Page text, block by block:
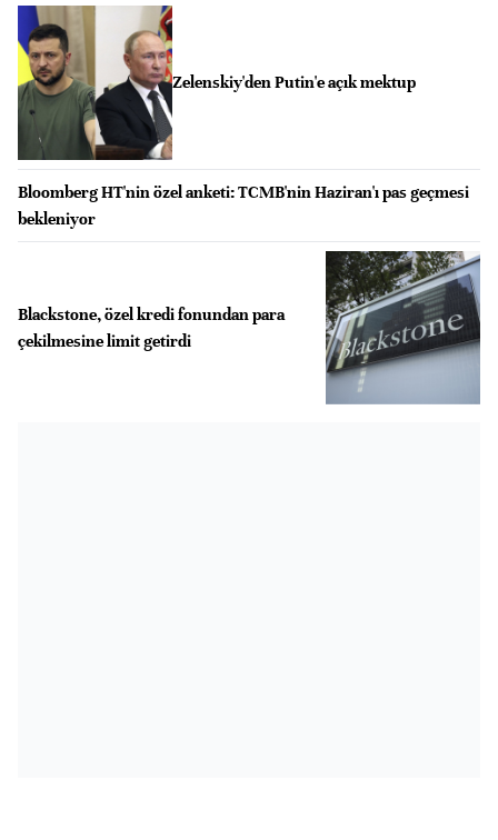
Zelenskiy'den Putin'e açık mektup
Bloomberg HT'nin özel anketi: TCMB'nin Haziran'ı pas geçmesi
bekleniyor
Blackstone, özel kredi fonundan para
çekilmesine limit getirdi